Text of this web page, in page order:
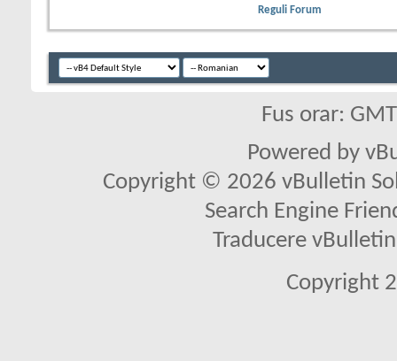
Reguli Forum
Fus orar:
Powered by
Copyright © 2026 vBulletin
Search Engine
Traducere
Copyright